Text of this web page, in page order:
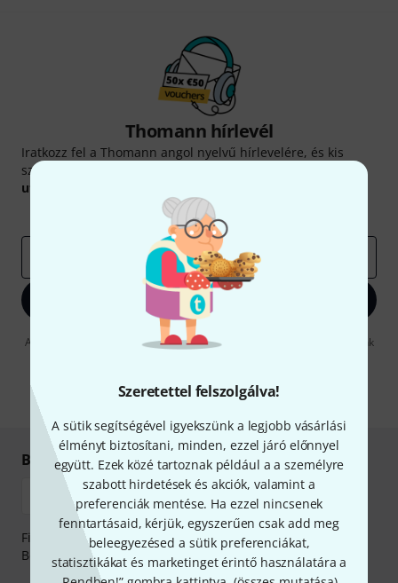
Szeretettel felszolgálva!
A sütik segítségével igyekszünk a legjobb vásárlási
élményt biztosítani, minden, ezzel járó előnnyel
együtt. Ezek közé tartoznak például a a személyre
szabott hirdetések és akciók, valamint a
preferenciák mentése. Ha ezzel nincsenek
fenntartásaid, kérjük, egyszerűen csak add meg
beleegyezésed a sütik preferenciákat,
statisztikákat és marketinget érintő használatára a
Thomann hírlevél
Iratkozz fel a Thomann angol nyelvű hírlevelére, és kis
szerencsével megnyerheted a
utalvány
Inspiráló gondolatok
Bejelentkezés
A "Bejelentkezés" gombra kattintva elfogadja, hogy e-mailben küldjünk
* Kitöltés kötelező
Biztonságos vásárlás és fizetés
Fizessen biztonságosan, titkosítással: Banki átutalás vagy
Betéti- vagy hitelkártya segítségével